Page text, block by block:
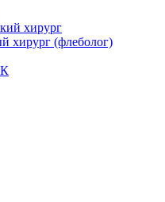
хирург
хирург (флеболог)